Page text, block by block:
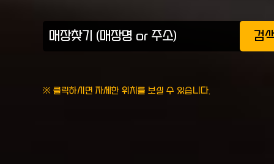
검
※ 클릭하시면 자세한 위치를 보실 수 있습니다.